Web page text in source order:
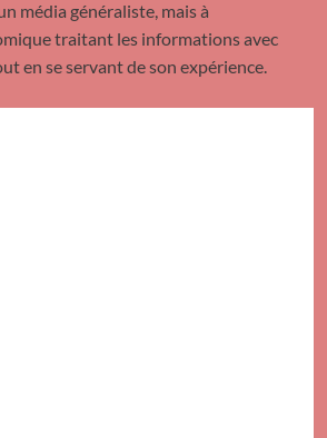
média généraliste, mais à
traitant les informations avec
en se servant de son expérience.